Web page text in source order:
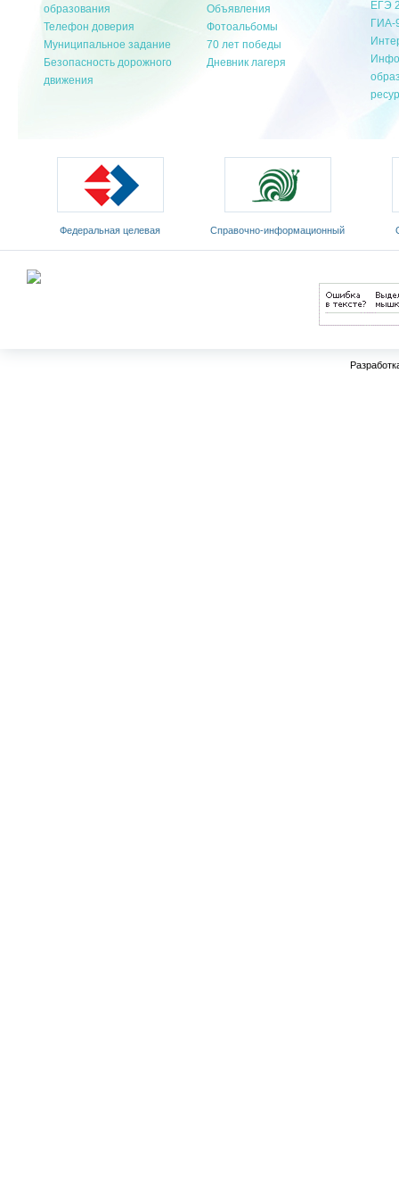
образования
Телефон доверия
Муниципальное задание
Безопасность дорожного
движения
Объявления
Фотоальбомы
70 лет победы
Дневник лагеря
ЕГЭ
ГИА-
Федеральная целевая
программа развития
Cправочно-информационный
портал «Русский язык»